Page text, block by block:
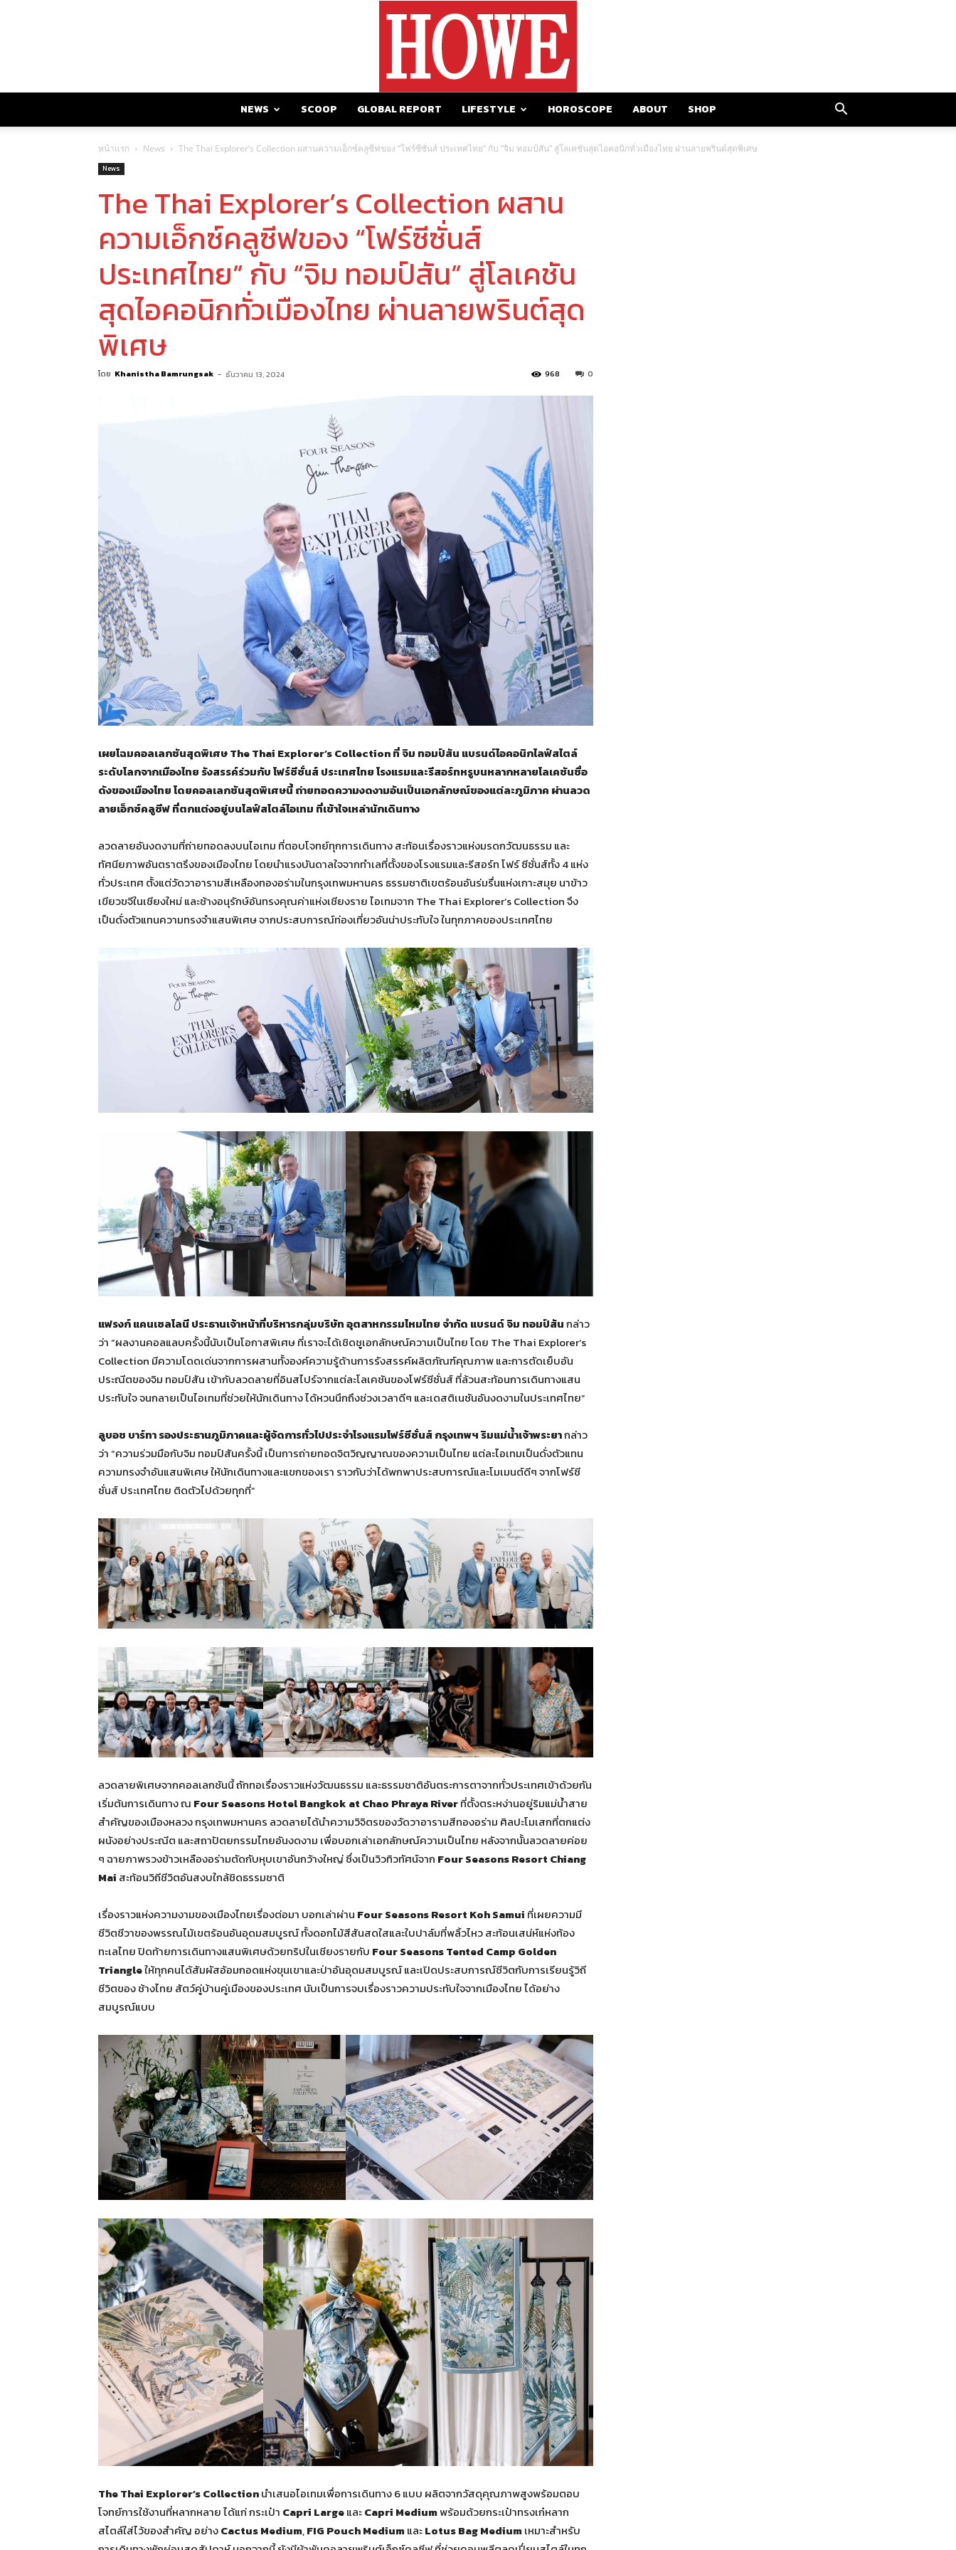
NEWS SCOOP GLOBAL REPORT LIFESTYLE HOROSCOPE ABOUT SHOP
หน้าแรก News The Thai Explorer’s Collection ผสานความเอ็กซ์คลูซีฟของ “โฟร์ซีซั่นส์ ประเทศไทย” กับ “จิม ทอมป์สัน” สู่โลเคชันสุดไอคอนิกทั่วเมืองไทย ผ่านลายพรินต์สุดพิเศษ
News
The Thai Explorer’s Collection ผสาน
ความเอ็กซ์คลูซีฟของ “โฟร์ซีซั่นส์
ประเทศไทย” กับ “จิม ทอมป์สัน” สู่โลเคชัน
สุดไอคอนิกทั่วเมืองไทย ผ่านลายพรินต์สุด
พิเศษ
โดย Khanistha Bamrungsak - ธันวาคม 13, 2024 0
968
เผยโฉมคอลเลกชันสุดพิเศษ The Thai Explorer’s Collection ที่ จิม ทอมป์สัน แบรนด์ไอคอนิกไลฟ์สไตล์
ระดับโลกจากเมืองไทย รังสรรค์ร่วมกับ โฟร์ซีซั่นส์ ประเทศไทย โรงแรมและรีสอร์ทหรูบนหลากหลายโลเคชันชื่อ
ดังของเมืองไทย โดยคอลเลกชันสุดพิเศษนี้ ถ่ายทอดความงดงามอันเป็นเอกลักษณ์ของแต่ละภูมิภาค ผ่านลวด
ลายเอ็กซ์คลูซีฟ ที่ตกแต่งอยู่บนไลฟ์สไตล์ไอเทม ที่เข้าใจเหล่านักเดินทาง
ลวดลายอันงดงามที่ถ่ายทอดลงบนไอเทม ที่ตอบโจทย์ทุกการเดินทาง สะท้อนเรื่องราวแห่งมรดกวัฒนธรรม และ
ทัศนียภาพอันตราตรึงของเมืองไทย โดยนำแรงบันดาลใจจากทำเลที่ตั้งของโรงแรมและรีสอร์ท โฟร์ ซีซั่นส์ทั้ง 4 แห่ง
ทั่วประเทศ ตั้งแต่วัดวาอารามสีเหลืองทองอร่ามในกรุงเทพมหานคร ธรรมชาติเขตร้อนอันร่มรื่นแห่งเกาะสมุย นาข้าว
เขียวขจีในเชียงใหม่ และช้างอนุรักษ์อันทรงคุณค่าแห่งเชียงราย ไอเทมจาก The Thai Explorer’s Collectionจึง
เป็นดั่งตัวแทนความทรงจำแสนพิเศษ จากประสบการณ์ท่องเที่ยวอันน่าประทับใจ ในทุกภาคของประเทศไทย
แฟรงก์ แคนเซลโลนี ประธานเจ้าหน้าที่บริหารกลุ่มบริษัท อุตสาหกรรมไหมไทย จำกัด แบรนด์ จิม ทอมป์สันกล่าว
ว่า “ผลงานคอลแลบครั้งนี้นับเป็นโอกาสพิเศษ ที่เราจะได้เชิดชูเอกลักษณ์ความเป็นไทย โดย The Thai Explorer’s
Collection มีความโดดเด่นจากการผสานทั้งองค์ความรู้ด้านการรังสรรค์ผลิตภัณฑ์คุณภาพ และการตัดเย็บอัน
ประณีตของจิม ทอมป์สัน เข้ากับลวดลายที่อินสไปร์จากแต่ละโลเคชันของโฟร์ซีซั่นส์ ที่ล้วนสะท้อนการเดินทางแสน
ประทับใจ จนกลายเป็นไอเทมที่ช่วยให้นักเดินทาง ได้หวนนึกถึงช่วงเวลาดีๆ และเดสติเนชันอันงดงามในประเทศไทย”
ลูบอช บาร์ทา รองประธานภูมิภาคและผู้จัดการทั่วไปประจำโรงแรมโฟร์ซีซั่นส์ กรุงเทพฯ ริมแม่น้ำเจ้าพระยากล่าว
ว่า “ความร่วมมือกับจิม ทอมป์สันครั้งนี้ เป็นการถ่ายทอดจิตวิญญาณของความเป็นไทย แต่ละไอเทมเป็นดั่งตัวแทน
ความทรงจำอันแสนพิเศษ ให้นักเดินทางและแขกของเรา ราวกับว่าได้พกพาประสบการณ์และโมเมนต์ดีๆ จากโฟร์ซี
ซั่นส์ ประเทศไทย ติดตัวไปด้วยทุกที่”
ลวดลายพิเศษจากคอลเลกชันนี้ ถักทอเรื่องราวแห่งวัฒนธรรม และธรรมชาติอันตระการตาจากทั่วประเทศเข้าด้วยกัน
เริ่มต้นการเดินทาง ณ Four Seasons Hotel Bangkok at Chao Phraya Riverที่ตั้งตระหง่านอยู่ริมแม่น้ำสาย
สำคัญของเมืองหลวง กรุงเทพมหานคร ลวดลายได้นำความวิจิตรของวัดวาอารามสีทองอร่าม ศิลปะโมเสกที่ตกแต่ง
ผนังอย่างประณีต และสถาปัตยกรรมไทยอันงดงาม เพื่อบอกเล่าเอกลักษณ์ความเป็นไทย หลังจากนั้นลวดลายค่อย
ๆ ฉายภาพรวงข้าวเหลืองอร่ามตัดกับหุบเขาอันกว้างใหญ่ ซึ่งเป็นวิวทิวทัศน์จาก Four Seasons Resort Chiang
Mai สะท้อนวิถีชีวิตอันสงบใกล้ชิดธรรมชาติ
เรื่องราวแห่งความงามของเมืองไทยเรื่องต่อมา บอกเล่าผ่าน Four Seasons Resort Koh Samui ที่เผยความมี
ชีวิตชีวาของพรรณไม้เขตร้อนอันอุดมสมบูรณ์ ทั้งดอกไม้สีสันสดใสและใบปาล์มที่พลิ้วไหว สะท้อนเสน่ห์แห่งท้อง
ทะเลไทย ปิดท้ายการเดินทางแสนพิเศษด้วยทริปในเชียงรายกับ Four Seasons Tented Camp Golden
Triangleให้ทุกคนได้สัมผัสอ้อมกอดแห่งขุนเขาและป่าอันอุดมสมบูรณ์ และเปิดประสบการณ์ชีวิตกับการเรียนรู้วิถี
ชีวิตของ ช้างไทย สัตว์คู่บ้านคู่เมืองของประเทศ นับเป็นการจบเรื่องราวความประทับใจจากเมืองไทย ได้อย่าง
สมบูรณ์แบบ
The Thai Explorer’s Collectionนำเสนอไอเทมเพื่อการเดินทาง 6 แบบ ผลิตจากวัสดุคุณภาพสูงพร้อมตอบ
โจทย์การใช้งานที่หลากหลาย ได้แก่ กระเป๋า Capri LargeและCapri Mediumพร้อมด้วยกระเป๋าทรงเก๋หลาก
สไตล์ใส่ไว้ของสำคัญ อย่างCactus Medium,FIG Pouch MediumและLotus Bag Mediumเหมาะสำหรับ